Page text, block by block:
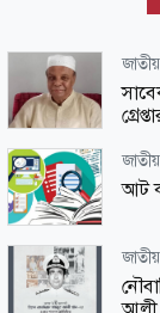
জাতীয়
জাতীয়
আট
জাতীয়